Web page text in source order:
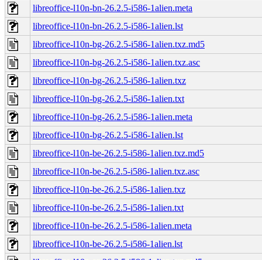
libreoffice-l10n-bn-26.2.5-i586-1alien.meta
libreoffice-l10n-bn-26.2.5-i586-1alien.lst
libreoffice-l10n-bg-26.2.5-i586-1alien.txz.md5
libreoffice-l10n-bg-26.2.5-i586-1alien.txz.asc
libreoffice-l10n-bg-26.2.5-i586-1alien.txz
libreoffice-l10n-bg-26.2.5-i586-1alien.txt
libreoffice-l10n-bg-26.2.5-i586-1alien.meta
libreoffice-l10n-bg-26.2.5-i586-1alien.lst
libreoffice-l10n-be-26.2.5-i586-1alien.txz.md5
libreoffice-l10n-be-26.2.5-i586-1alien.txz.asc
libreoffice-l10n-be-26.2.5-i586-1alien.txz
libreoffice-l10n-be-26.2.5-i586-1alien.txt
libreoffice-l10n-be-26.2.5-i586-1alien.meta
libreoffice-l10n-be-26.2.5-i586-1alien.lst